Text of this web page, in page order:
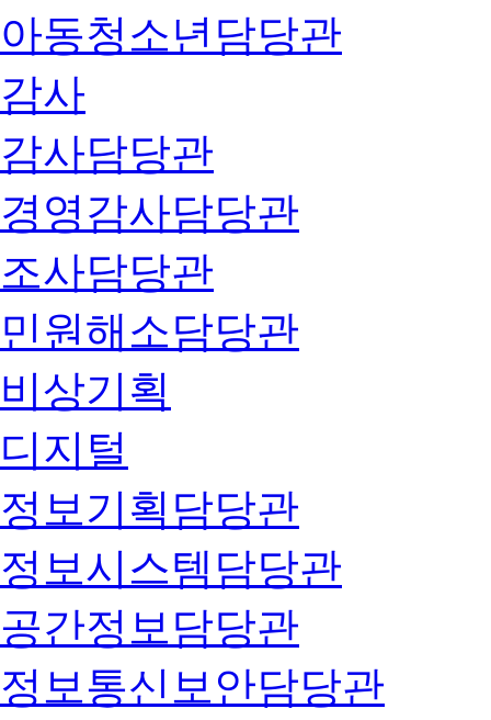
아동청소년담당관
감사
감사담당관
경영감사담당관
조사담당관
민원해소담당관
비상기획
디지털
정보기획담당관
정보시스템담당관
공간정보담당관
정보통신보안담당관